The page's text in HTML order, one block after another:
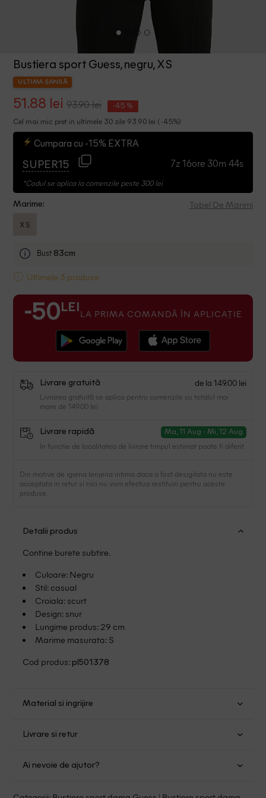
Bustiera sport Guess, negru, XS
ULTIMA ȘANSĂ
51.88 lei 93.90 lei -45 %
Cel mai mic pret in ultimele 30 zile 93.90 lei ( -45%)
Cumpara cu -15% EXTRA
SUPER15 7z 16ore 30m 43s
*Codul se aplica la comenzile peste 300 lei
Marime: Tabel De Marimi
XS
Bust 83cm
Ultimele 3 produse
-50 LEI LA PRIMA COMANDĂ ÎN APLICAȚIE
Livrare gratuită de la 149.00 lei
Livrarea gratuită se aplica pentru comenzile cu totalul mai
mare de 149.00 lei
Livrare rapidă Ma, 11 Aug - Mi, 12 Aug
In functie de localitatea de livrare timpul estimat poate fi diferit.
Din motive de igiena lenjeria intima daca a fost desigilata nu este
acceptata in retur si nici nu vom efectua restituiri pentru aceste
produse.
Detalii produs
Contine burete subtire.
Culoare: Negru
Stil: casual
Croiala: scurt
Design: snur
Lungime produs: 29 cm
Marime masurata: S
Cod produs: pl501378
Material si ingrijire
Nu folositi inalbitor
Uscare normala, prin centrifugare
Livrare si retur
mare de 149.00 lei.
Ai nevoie de ajutor?